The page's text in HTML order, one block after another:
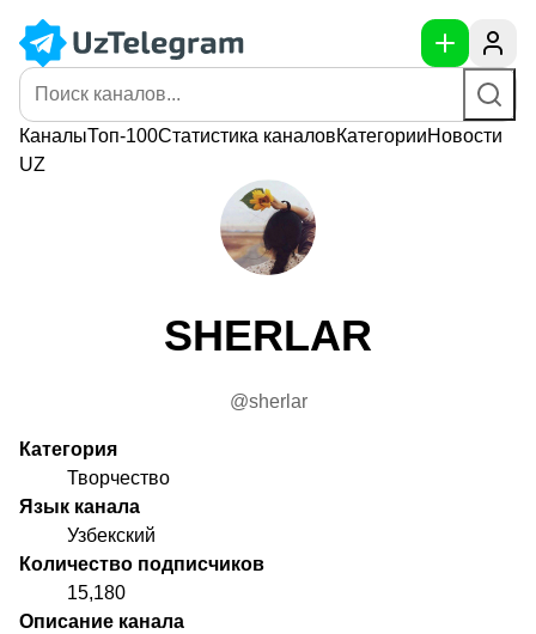
КаналыТоп-100Статистика каналовКатегорииНовости
UZ
SHERLAR
@sherlar
Категория
Творчество
Язык канала
Узбекский
Количество подписчиков
15,180
Описание канала